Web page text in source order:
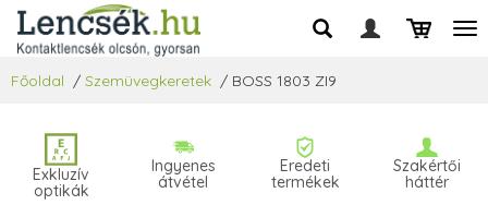
Főoldal / Szemüvegkeretek / BOSS 1803 ZI9
Exkluzív
optikák
Ingyenes
átvétel
Eredeti
termékek
Szakértői
háttér